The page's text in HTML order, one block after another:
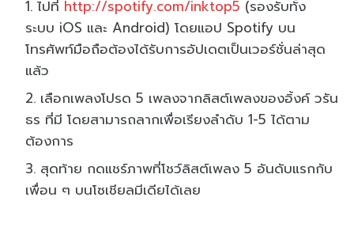
ไปที่ http://spotify.com/inktop5 (รองรับทั้ง
ระบบ iOS และ Android) โดยแอป Spotify บน
โทรศัพท์มือถือต้องได้รับการอัปเดตเป็นเวอร์ชั่นล่าสุด
แล้ว
เลือกเพลงโปรด 5 เพลงจากลิสต์เพลงของอิ้งค์ วรัน
ธร ที่มี โดยสามารถลากเพื่อเรียงลำดับ 1-5 ได้ตาม
ต้องการ
สุดท้าย กดแชร์ภาพที่โชว์ลิสต์เพลง 5 อันดับแรกกับ
เพื่อน ๆ บนโซเชียลมีเดียได้เลย